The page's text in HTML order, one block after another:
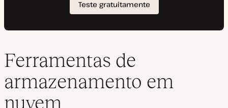
Ferramentas de
armazenamento em
nuvem